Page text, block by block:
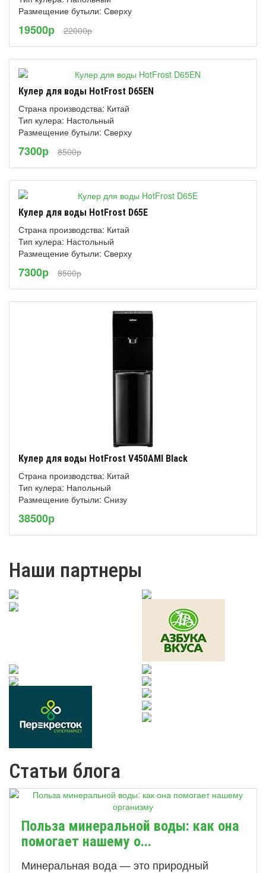
Размещение бутыли: Сверху
19500р 22000р
Кулер для воды HotFrost D65EN
Страна производства: Китай
Тип кулера: Настольный
Размещение бутыли: Сверху
7300р 8500р
Кулер для воды HotFrost D65E
Страна производства: Китай
Тип кулера: Настольный
Размещение бутыли: Сверху
7300р 8500р
Кулер для воды HotFrost V450AMI Black
Страна производства: Китай
Тип кулера: Напольный
Размещение бутыли: Снизу
38500р
Наши партнеры
Статьи блога
Польза минеральной воды: как она
помогает нашему о...
Минеральная вода — это природный